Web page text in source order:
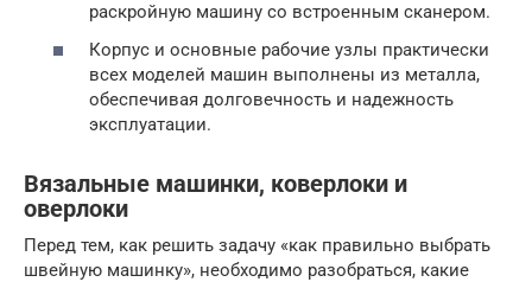
раскройную машину со встроенным сканером.
Корпус и основные рабочие узлы практически
всех моделей машин выполнены из металла,
обеспечивая долговечность и надежность
эксплуатации.
Вязальные машинки, коверлоки и
оверлоки
Перед тем, как решить задачу «как правильно выбрать
швейную машинку», необходимо разобраться, какие